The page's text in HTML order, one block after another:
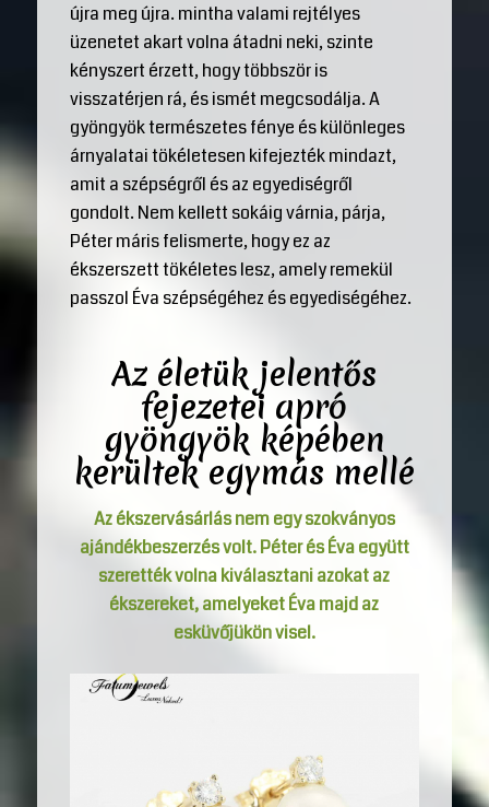
újra meg újra. mintha valami rejtélyes
üzenetet akart volna átadni neki, szinte
kényszert érzett, hogy többször is
visszatérjen rá, és ismét megcsodálja. A
gyöngyök természetes fénye és különleges
árnyalatai tökéletesen kifejezték mindazt,
amit a szépségről és az egyediségről
gondolt. Nem kellett sokáig várnia, párja,
Péter máris felismerte, hogy ez az
ékszerszett tökéletes lesz, amely remekül
passzol Éva szépségéhez és egyediségéhez.
Az életük jelentős
fejezetei apró
gyöngyök képében
kerültek egymás mellé
Az ékszervásárlás nem egy szokványos
ajándékbeszerzés volt. Péter és Éva együtt
szerették volna kiválasztani azokat az
ékszereket, amelyeket Éva majd az
esküvőjükön visel.